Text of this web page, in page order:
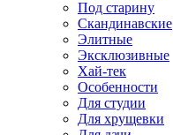
Под старину
Скандинавские
Элитные
Эксклюзивные
Хай-тек
Особенности
Для студии
Для хрущевки